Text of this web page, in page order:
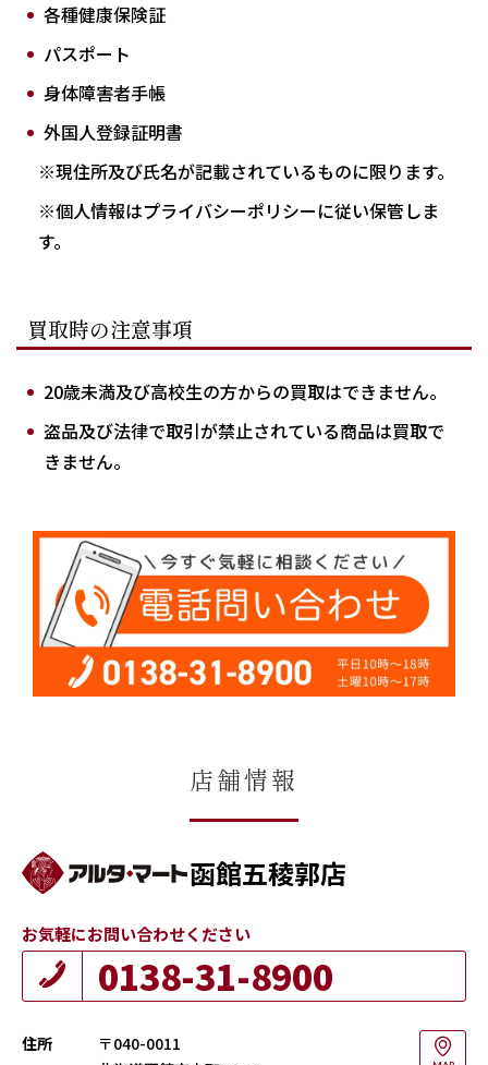
各種健康保険証
パスポート
身体障害者手帳
外国人登録証明書
※現住所及び氏名が記載されているものに限ります。
※個人情報はプライバシーポリシーに従い保管しま
す。
買取時の注意事項
20歳未満及び高校生の方からの買取はできません。
盗品及び法律で取引が禁止されている商品は買取で
きません。
店舗情報
函館五稜郭店
お気軽にお問い合わせください
0138-31-8900
住所
〒040-0011